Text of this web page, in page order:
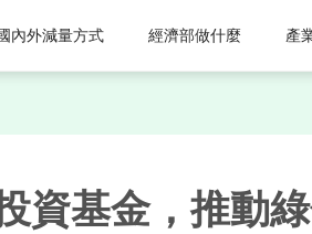
內外減量方式 經濟部做什麼 產
資基金，推動